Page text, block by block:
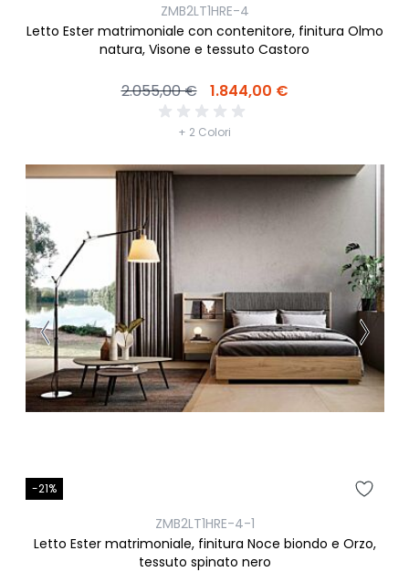
ZMB2LT1HRE-4
Letto Ester matrimoniale con contenitore, finitura Olmo
natura, Visone e tessuto Castoro
2.055,00 € 1.844,00 €
+ 2 Colori
-21%
ZMB2LT1HRE-4-1
Letto Ester matrimoniale, finitura Noce biondo e Orzo,
tessuto spinato nero